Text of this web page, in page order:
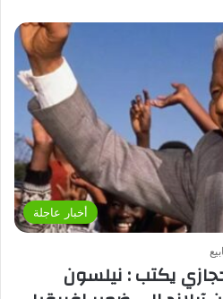
أخبار عاجلة
يكتب : نيلسون